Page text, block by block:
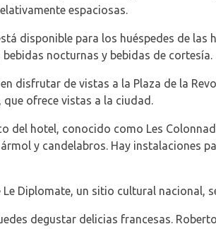
espaciosas.
disponible para los huéspedes de
nocturnas y bebidas de cortesía.
disfrutar de vistas a la Plaza de la
que ofrece vistas a la ciudad.
del hotel, conocido como Les
y candelabros. Hay instalaciones
Le Diplomate, un sitio cultural nacional,
degustar delicias francesas.